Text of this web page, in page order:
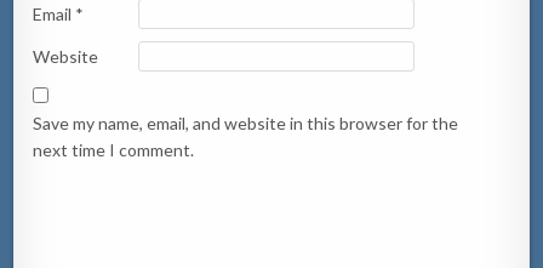
Email *
Website
Save my name, email, and website in this browser for the
next time I comment.